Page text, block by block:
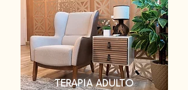
TERAPIA ADULTO